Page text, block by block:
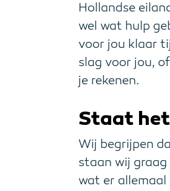
Hollandse
wel wat hulp
voor jou klaar
slag voor jou,
je rekenen.
Staat
Wij begrijpen
staan wij graag
wat er allemaal